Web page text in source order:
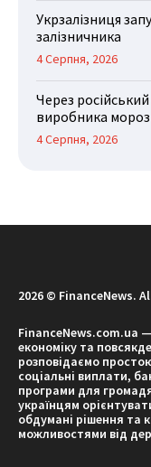
Укрзалізниця
залізничника
4 Серпня, 2026
Через
виробника
4 Серпня, 2026
2026 © FinanceNews.
FinanceNews.com.ua
економіку та
розповідаємо
соціальні виплати,
програми для
українцям
обдумані рішення та
можливостями від